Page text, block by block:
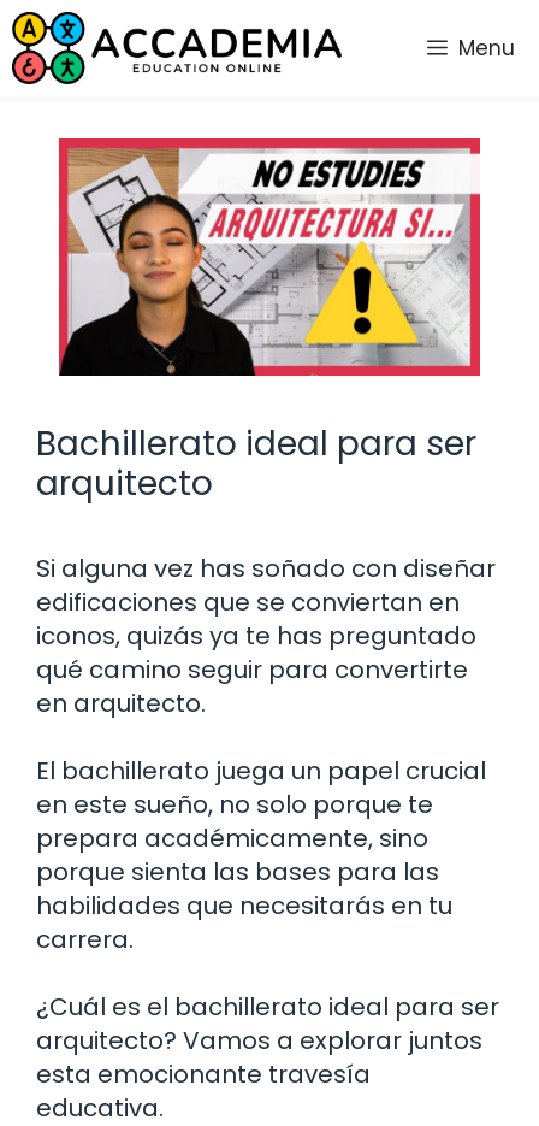
Saltar
al
contenido
Menu
Bachillerato ideal para ser
arquitecto
Si alguna vez has soñado con diseñar
edificaciones que se conviertan en
iconos, quizás ya te has preguntado
qué camino seguir para convertirte
en arquitecto.
El bachillerato juega un papel crucial
en este sueño, no solo porque te
prepara académicamente, sino
porque sienta las bases para las
habilidades que necesitarás en tu
carrera.
¿Cuál es el bachillerato ideal para ser
arquitecto? Vamos a explorar juntos
esta emocionante travesía
educativa.